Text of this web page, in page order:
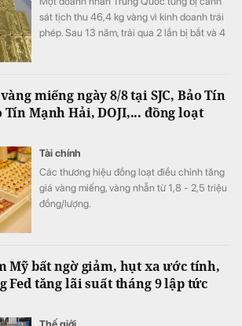
sát tịch thu 46,4 kg vàng vì kinh doanh trái
phép. Sau 13 năm, trải qua 2 lần bị bắt và 4
miếng ngày 8/8 tại SJC, Bảo Tín
Mạnh Hải, DOJI,... đồng loạt
Tài chính
Các thương hiệu đồng loạt điều chỉnh tăng
giá vàng miếng, vàng nhẫn từ 1,8 - 2,5 triệu
đồng/lượng.
Mỹ bất ngờ giảm, hụt xa ước tính,
Fed tăng lãi suất tháng 9 lập tức